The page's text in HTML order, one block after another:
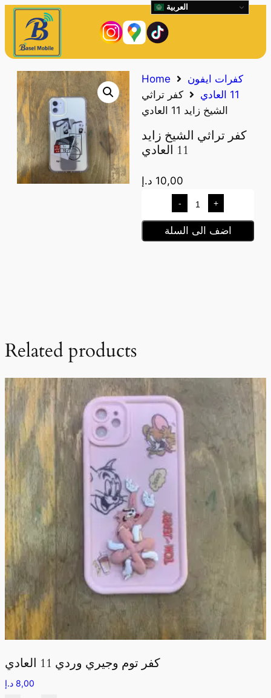
Home
كفرات ايفون
11 العادي
كفر تراثي
الشيخ زايد 11 العادي
كفر تراثي الشيخ زايد
11 العادي
10,00 د.إ
- +
اضف الى السلة
Related products
كفر توم وجيري وردي 11 العادي
8,00 د.إ
العربية